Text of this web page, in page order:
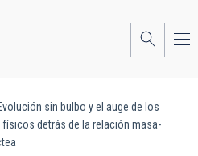
sin bulbo y el auge de los
físicos detrás de la relación masa-